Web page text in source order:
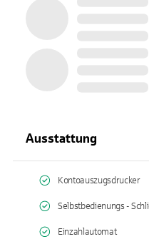
Ausstattung
Kontoauszugsdrucker
Selbstbedienungs -
Einzahlautomat